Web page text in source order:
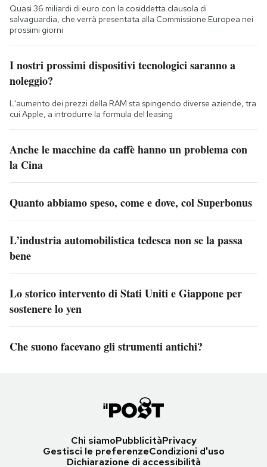
Quasi 36 miliardi di euro con la cosiddetta clausola di
salvaguardia, che verrà presentata alla Commissione Europea nei
prossimi giorni
I nostri prossimi dispositivi tecnologici saranno a
noleggio?
L'aumento dei prezzi della RAM sta spingendo diverse aziende, tra
cui Apple, a introdurre la formula del leasing
Anche le macchine da caffè hanno un problema con
la Cina
Quanto abbiamo speso, come e dove, col Superbonus
L’industria automobilistica tedesca non se la passa
bene
Lo storico intervento di Stati Uniti e Giappone per
sostenere lo yen
Che suono facevano gli strumenti antichi?
Chi siamoPubblicitàPrivacy
Gestisci le preferenzeCondizioni d'uso
Dichiarazione di accessibilità